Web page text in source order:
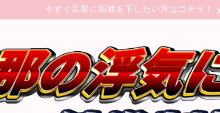
今すぐ旦那に制裁を下したい方はコチラ！